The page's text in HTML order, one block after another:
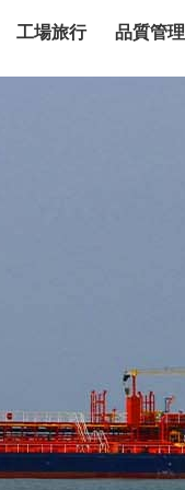
工場旅行 品質管理